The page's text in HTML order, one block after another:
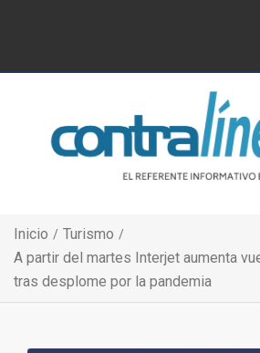
Inicio
Turismo
A partir del martes Interjet aumenta
tras desplome por la pandemia